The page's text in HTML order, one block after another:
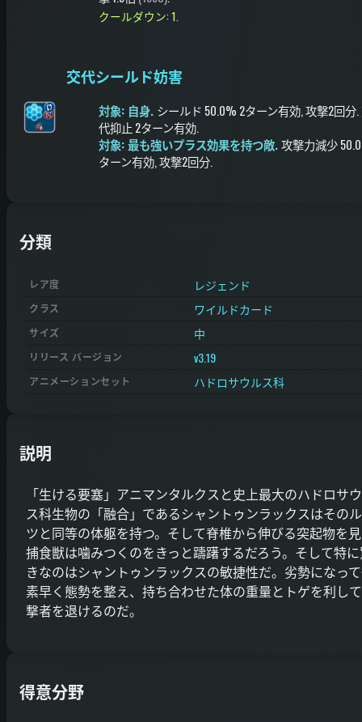
クールダウン: 1.
交代シールド妨害
対象: 自身. シールド 50.0% 2ターン有効, 攻撃2回分.
代抑止 2ターン有効.
対象: 最も強いプラス効果を持つ敵.攻撃力減少
ターン有効, 攻撃2回分.
分類
レア度 レジェンド
クラス ワイルドカード
サイズ 中
リリース バージョン v3.19
アニメーションセット ハドロサウルス科
説明
「生ける要塞」アニマンタルクスと史上最大のハドロサ
ス科生物の「融合」であるシャントゥンラックスはその
ツと同等の体躯を持つ。そして脊椎から伸びる突起物を
捕食獣は噛みつくのをきっと躊躇するだろう。そして特
きなのはシャントゥンラックスの敏捷性だ。劣勢になっ
素早く態勢を整え、持ち合わせた体の重量とトゲを利し
撃者を退けるのだ。
得意分野